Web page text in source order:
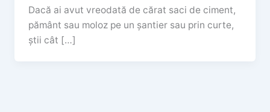
Dacă ai avut vreodată de cărat saci de ciment,
pământ sau moloz pe un șantier sau prin curte,
știi cât […]